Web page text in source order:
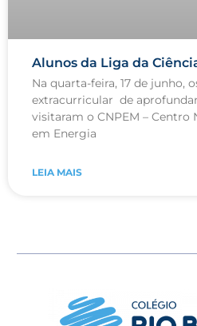
Alunos da Liga da
Na quarta-feira, 17 de junho,
extracurricular de
visitaram o CNPEM – Centro
em Energia
LEIA MAIS